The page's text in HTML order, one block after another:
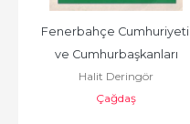
Fenerbahçe Cumhuriyeti
ve Cumhurbaşkanları
Halit Deringör
Çağdaş